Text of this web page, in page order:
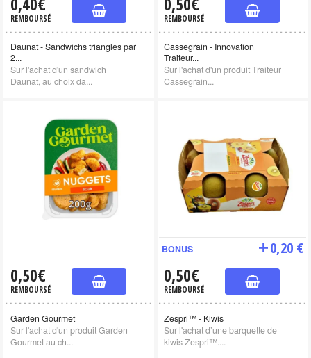
REMBOURSÉ
Daunat - Sandwichs triangles par
2...
Sur l'achat d'un sandwich
Daunat, au choix da...
REMBOURSÉ
Cassegrain - Innovation
Traiteur...
Sur l'achat d'un produit Traiteur
Cassegrain...
0,50€
REMBOURSÉ
Garden Gourmet
Sur l'achat d'un produit Garden
Gourmet au ch...
BONUS 0,20 €
0,50€
REMBOURSÉ
Zespri™ - Kiwis
Sur l'achat d’une barquette de
kiwis Zespri™....